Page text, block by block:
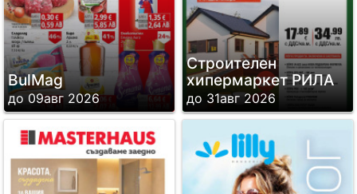
BulMag
до 09авг 2026
Строителен
хипермаркет РИЛА
до 31авг 2026